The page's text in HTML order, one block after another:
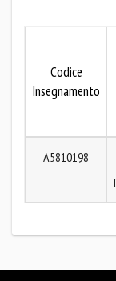
Codice
Insegnamento
A5810198